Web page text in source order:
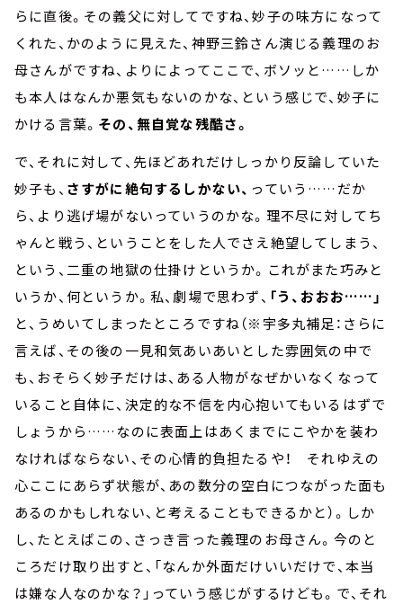
らに直後。その義父に対してですね、妙子の味方になって
くれた、かのように見えた、神野三鈴さん演じる義理のお
母さんがですね、よりによってここで、ボソッと……しか
も本人はなんか悪気もないのかな、という感じで、妙子に
かける言葉。 その、無自覚な残酷さ。
で、それに対して、先ほどあれだけしっかり反論していた
妙子も、 さすがに絶句するしかない、 っていう……だか
ら、より逃げ場がないっていうのかな。 理不尽に対してち
ゃんと戦う、ということをした人でさえ絶望してしまう、
という、二重の地獄の仕掛けというか。これがまた巧みと
いうか、何というか。私、劇場で思わず、 「う、おおお……」
と、うめいてしまったところですね（※宇多丸補足：さらに
言えば、その後の一見和気あいあいとした雰囲気の中で
も、おそらく妙子だけは、ある人物がなぜかいなくなって
いること自体に、決定的な不信を内心抱いてもいるはずで
しょうから……なのに表面上はあくまでにこやかを装わ
なければならない、その心情的負担たるや！ それゆえの
心ここにあらず状態が、あの数分の空白につながった面も
あるのかもしれない、と考えることもできるかと）。 しか
し、たとえばこの、さっき言った義理のお母さん。今のと
ころだけ取り出すと、「なんか外面だけいいだけで、本当
は嫌な人なのかな？」っていう感じがするけども。で、それ